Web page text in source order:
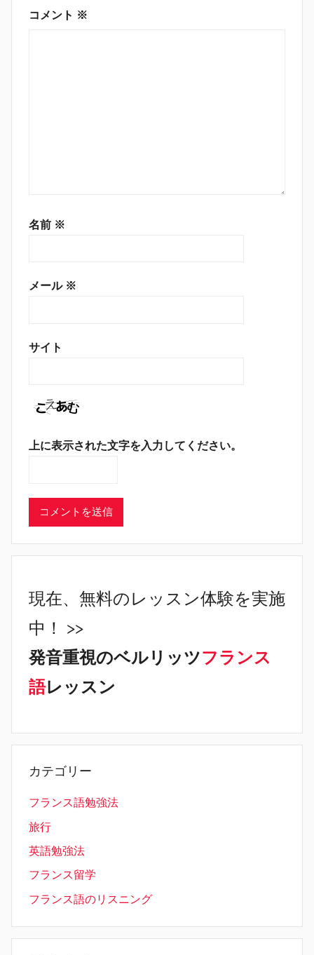
コメント ※
名前 ※
メール ※
サイト
上に表示された文字を入力してください。
現在、無料のレッスン体験を実施
中！ >>
発音重視のベルリッツフランス
語レッスン
カテゴリー
フランス語勉強法
旅行
英語勉強法
フランス留学
フランス語のリスニング